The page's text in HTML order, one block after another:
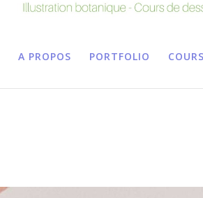
A PROPOS PORTFOLIO